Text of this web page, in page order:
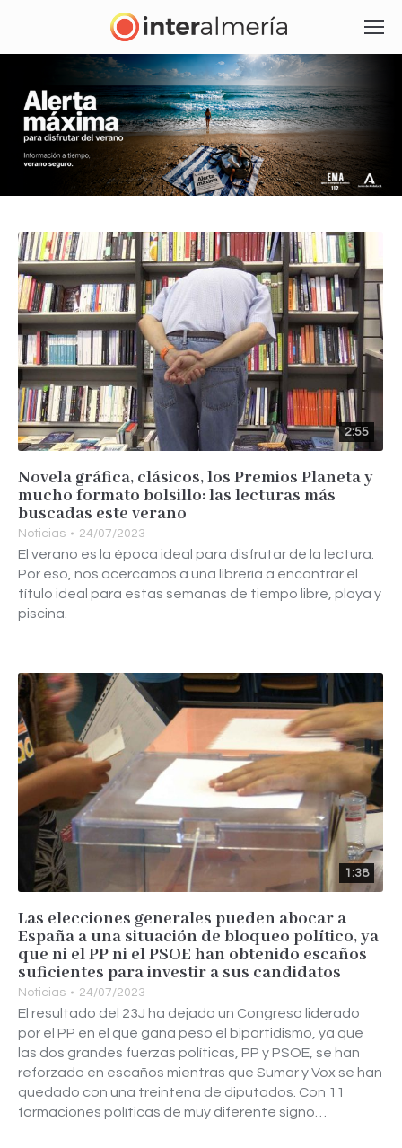
2:55
Novela gráfica, clásicos, los Premios Planeta y
mucho formato bolsillo: las lecturas más
buscadas este verano
Noticias 24/07/2023
El verano es la época ideal para disfrutar de la lectura.
Por eso, nos acercamos a una librería a encontrar el
título ideal para estas semanas de tiempo libre, playa y
piscina.
1:38
Las elecciones generales pueden abocar a
España a una situación de bloqueo político, ya
que ni el PP ni el PSOE han obtenido escaños
suficientes para investir a sus candidatos
Noticias 24/07/2023
El resultado del 23J ha dejado un Congreso liderado
por el PP en el que gana peso el bipartidismo, ya que
las dos grandes fuerzas políticas, PP y PSOE, se han
reforzado en escaños mientras que Sumar y Vox se han
quedado con una treintena de diputados. Con 11
formaciones políticas de muy diferente signo…